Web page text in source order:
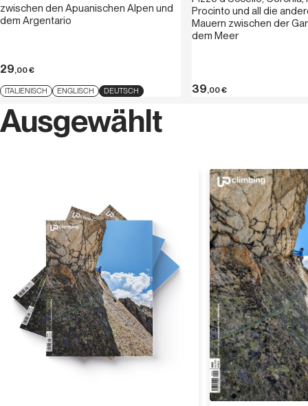
punkt, in der Hoffnung, schon bald
zwischen den Apuanischen Alpen und
dem Argentario
29,00€
ITALIENISCH ENGLISCH DEUTSCH
Procinto und all die
Mauern zwischen der
dem Meer
39,00€
Ausgewählt